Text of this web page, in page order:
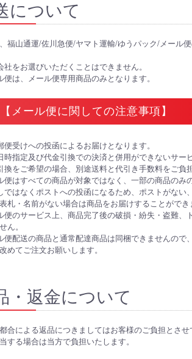
について
福山通運/佐川急便/ヤマト運輸/ゆうパック/メール
社をお選びいただくことはできません。
便は、メール便専用商品のみとなります。
【メール便に関しての注意事項】
便受けへの投函によるお届けとなります。
時指定及び代金引換での決済と併用ができないサー
換をご希望の場合、別途送料と代引き手数料をご負
便はすべての商品が対象ではなく、一部の商品のみ
ではなくポストへの投函になるため、ポストがない
札・名前がない場合は商品をお届けすることができ
便のサービス上、商品完了後の破損・紛失・盗難、
ん。
便配送の商品と通常配達商品は同梱できませんので
めてご注文お願いします。
・返金について
合による返品につきましてはお客様のご負担とさ
する場合は当方で負担いたします。